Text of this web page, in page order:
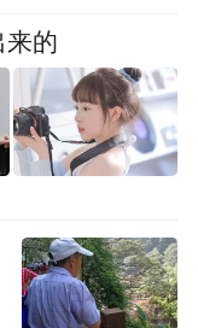
性的不喜欢”，
她，觉得很装”
》因其在节
而在贴吧里，
且也算不上漂
来的